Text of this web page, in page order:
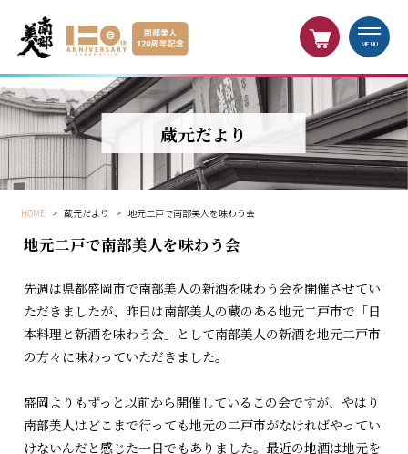
MENU
蔵元だより
HOME > 蔵元だより > 地元二戸で南部美人を味わう会
地元二戸で南部美人を味わう会
先週は県都盛岡市で南部美人の新酒を味わう会を開催させてい
ただきましたが、昨日は南部美人の蔵のある地元二戸市で「日
本料理と新酒を味わう会」として南部美人の新酒を地元二戸市
の方々に味わっていただきました。
盛岡よりもずっと以前から開催しているこの会ですが、やはり
南部美人はどこまで行っても地元の二戸市がなければやってい
けないんだと感じた一日でもありました。最近の地酒は地元を